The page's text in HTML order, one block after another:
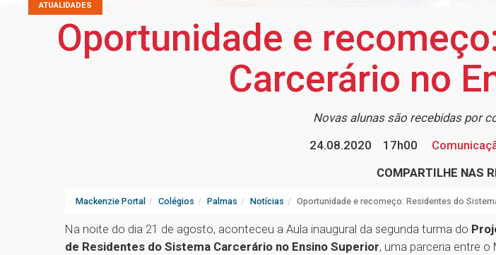
ATUALIDADES
Oportunidade e
Carcerário no
Novas alunas são recebidas por
24.08.2020
17h00
COMPARTILHE NAS
Mackenzie Portal Colégios Palmas Notícias Oportunidade e recomeço: Residentes do
Na noite do dia 21 de agosto, aconteceu a Aula inaugural da segunda turma do
de Residentes do Sistema Carcerário no Ensino Superior, uma parceria entre o